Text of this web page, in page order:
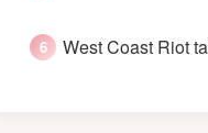
West Coast Riot